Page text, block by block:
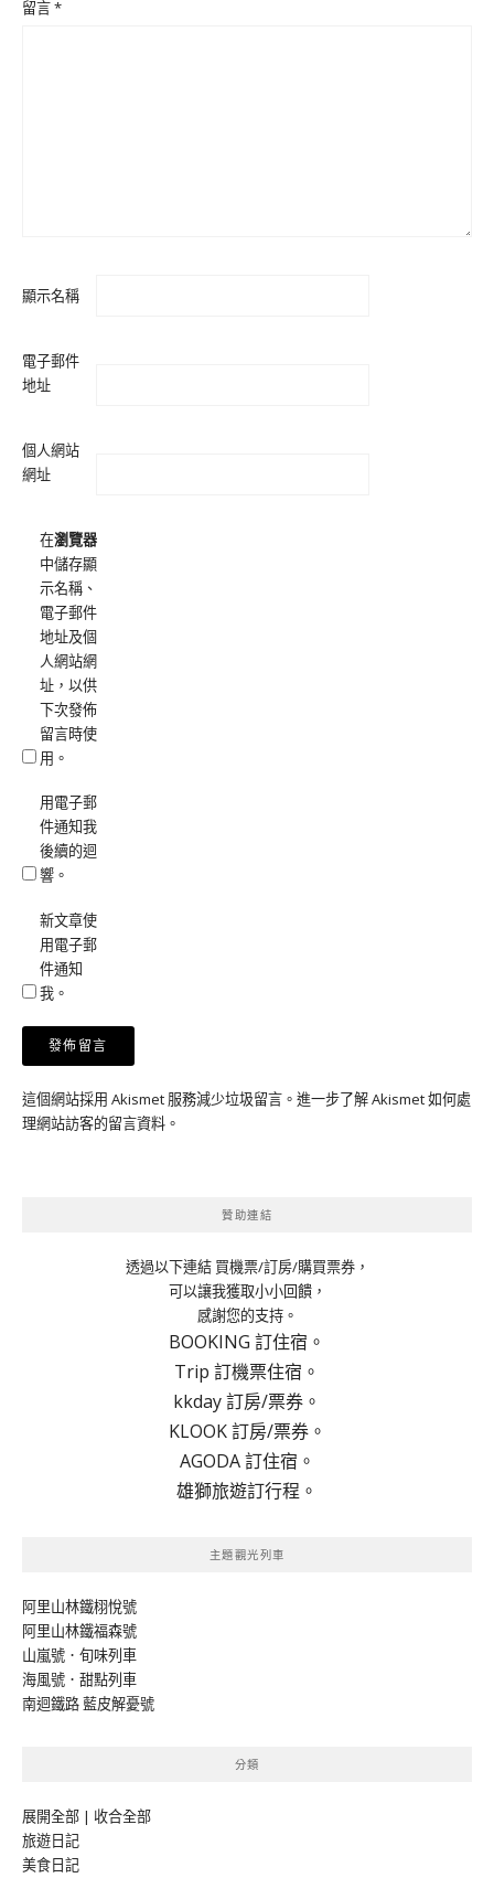
留言*
顯示名稱
電子郵件
地址
個人網站
網址
在瀏覽器
中儲存顯
示名稱、
電子郵件
地址及個
人網站網
址，以供
下次發佈
留言時使
用。
用電子郵
件通知我
後續的迴
響。
新文章使
用電子郵
件通知
我。
這個網站採用 Akismet 服務減少垃圾留言。 進一步了解 Akismet 如何處
理網站訪客的留言資料 。
贊助連結
透過以下連結 買機票/訂房/購買票券，
可以讓我獲取小小回饋，
感謝您的支持。
BOOKING 訂住宿。
Trip 訂機票住宿。
kkday 訂房/票券。
KLOOK 訂房/票券。
AGODA 訂住宿。
雄獅旅遊訂行程。
主題觀光列車
阿里山林鐵栩悅號
阿里山林鐵福森號
山嵐號．旬味列車
海風號．甜點列車
南迴鐵路 藍皮解憂號
分類
展開全部 | 收合全部
旅遊日記
美食日記